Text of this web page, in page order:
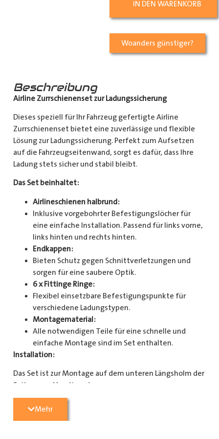
IN DEN WARENKORB
Woanders günstiger?
Beschreibung
Airline Zurrschienenset zur Ladungssicherung
Dieses speziell für Ihr Fahrzeug gefertigte Airline
Zurrschienenset bietet eine zuverlässige und flexible
Lösung zur Ladungssicherung. Perfekt zum Aufsetzen
auf die Fahrzeugseitenwand, sorgt es dafür, dass Ihre
Ladung stets sicher und stabil bleibt.
Das Set beinhaltet:
Airlineschienen halbrund:
Inklusive vorgebohrter Befestigungslöcher für
eine einfache Installation. Passend für links vorne,
links hinten und rechts hinten.
Endkappen:
Bieten Schutz gegen Schnittverletzungen und
sorgen für eine saubere Optik.
6 x Fittinge Ringe:
Flexibel einsetzbare Befestigungspunkte für
verschiedene Ladungstypen.
Montagematerial:
Alle notwendigen Teile für eine schnelle und
einfache Montage sind im Set enthalten.
Installation:
Das Set ist zur Montage auf dem unteren Längsholm der
Seitenwand bestimmt.
Mit diesem Zurrschienenset verbessern Sie die
Mehr